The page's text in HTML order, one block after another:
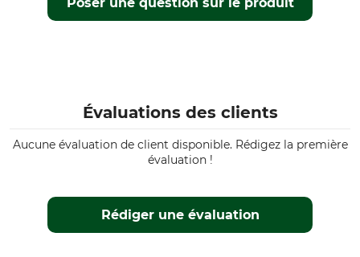
Hiver
automne
Protection coupe-vent
Taille
Évaluations des clients
Aucune évaluation de client disponible. Rédigez la première
évaluation !
Rédiger une évaluation